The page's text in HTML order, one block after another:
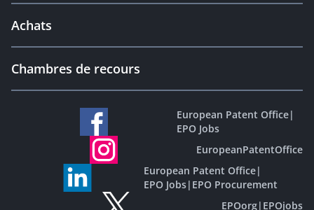
Achats
Chambres de recours
European Patent Office|
EPO Jobs
EuropeanPatentOffice
European Patent Office|
EPO Jobs| EPO Procurement
EPOorg| EPOjobs